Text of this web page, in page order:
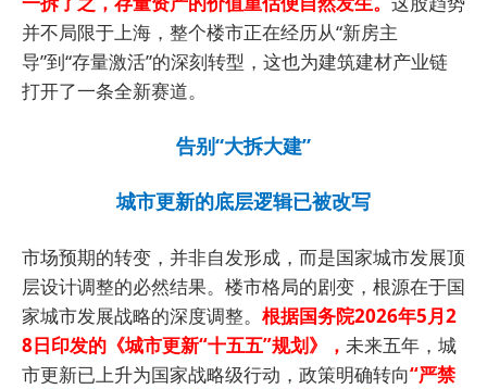
并不局限于上海，整个楼市正在经历从“新房主
导”到“存量激活”的深刻转型，这也为建筑建材产业链
打开了一条全新赛道。
告别“大拆大建”
城市更新的底层逻辑已被改写
市场预期的转变，并非自发形成，而是国家城市发展顶
层设计调整的必然结果。楼市格局的剧变，根源在于国
家城市发展战略的深度调整。 根据国务院2026年5月2
8日印发的《城市更新“十五五”规划》， 未来五年，城
市更新已上升为国家战略级行动，政策明确转向“严禁